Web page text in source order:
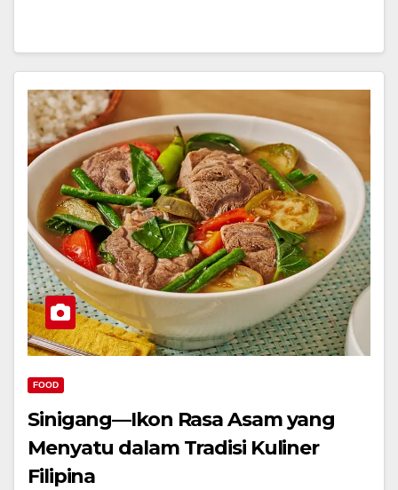
FOOD
Sinigang—Ikon Rasa Asam yang
Menyatu dalam Tradisi Kuliner
Filipina